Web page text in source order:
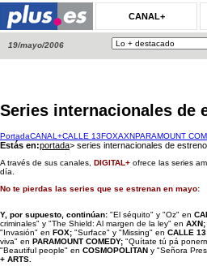
CANAL+
19/mayo/2006
Series internacionales de
PortadaCANAL+CALLE 13FOXAXNPARAMOUNT
Estás en:portada> series internacionales de
A través de sus canales, DIGITAL+ ofrece las series
día.
No te pierdas las series que se estrenan en mayo:
Y, por supuesto, continúan: "El séquito" y "Oz" en
criminales" y "The Shield: Al margen de la ley" en AXN;
"Invasión" en FOX; "Surface" y "Missing" en CALLE
viva" en PARAMOUNT COMEDY; "Quítate tú pá
"Beautiful people" en COSMOPOLITAN y "Señora
+ ARTS.